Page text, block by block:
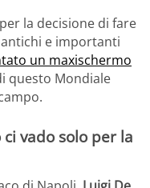
la decisione di fare
e importanti
un maxischermo
questo Mondiale
ci vado solo per la